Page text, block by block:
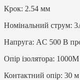
Крок: 2.54 мм
Номінальний струм:
Напруга: AC 500 В
Опір ізолятора:
Контактний опір: 30